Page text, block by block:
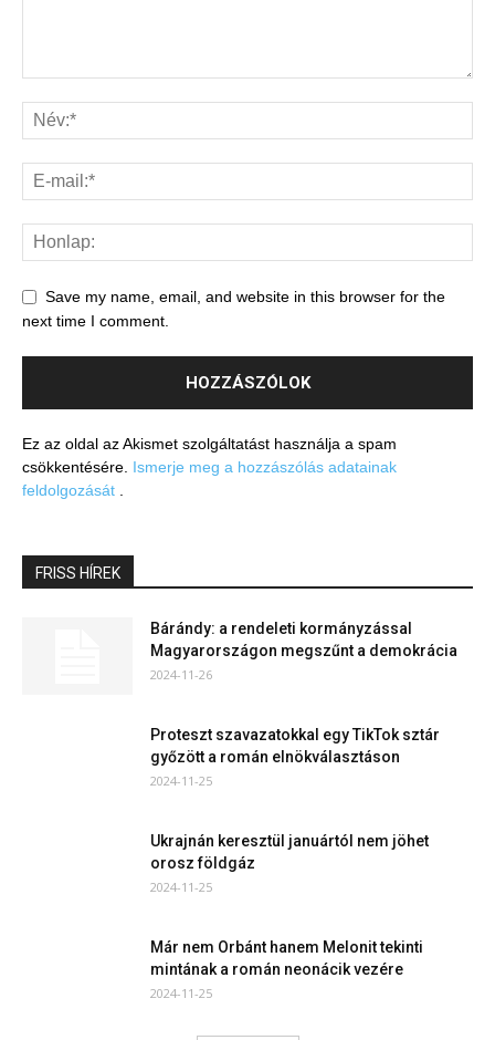
Save my name, email, and website in this browser for the
next time I comment.
Ez az oldal az Akismet szolgáltatást használja a spam
csökkentésére. Ismerje meg a hozzászólás adatainak
feldolgozását
FRISS HÍREK
Bárándy: a rendeleti kormányzással
Magyarországon megszűnt a demokrácia
2024-11-26
Proteszt szavazatokkal egy TikTok sztár
győzött a román elnökválasztáson
2024-11-25
Ukrajnán keresztül januártól nem jöhet
orosz földgáz
2024-11-25
Már nem Orbánt hanem Melonit tekinti
mintának a román neonácik vezére
2024-11-25